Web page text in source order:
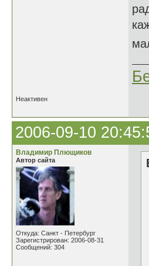
Неактивен
2006-09-10
Владимир Плющиков
Автор сайта
Откуда: Санкт - Петербург
Зарегистрирован: 2006-08-31
Сообщений: 304